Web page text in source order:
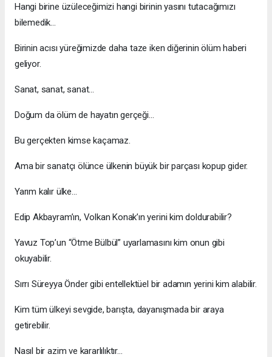
Hangi birine üzüleceğimizi hangi birinin yasını tutacağımızı
bilemedik…
Birinin acısı yüreğimizde daha taze iken diğerinin ölüm haberi
geliyor.
Sanat, sanat, sanat…
Doğum da ölüm de hayatın gerçeği…
Bu gerçekten kimse kaçamaz.
Ama bir sanatçı ölünce ülkenin büyük bir parçası kopup gider.
Yarım kalır ülke…
Edip Akbayram’ın, Volkan Konak’ın yerini kim doldurabilir?
Yavuz Top’un “Ötme Bülbül” uyarlamasını kim onun gibi
okuyabilir.
Sırrı Süreyya Önder gibi entellektüel bir adamın yerini kim alabilir.
Kim tüm ülkeyi sevgide, barışta, dayanışmada bir araya
getirebilir.
Nasıl bir azim ve kararlılıktır…